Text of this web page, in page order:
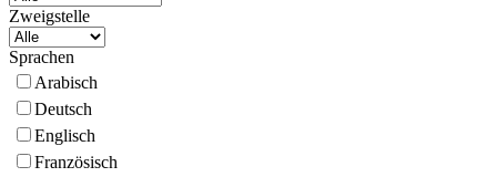
Zweigstelle
Sprachen
Arabisch
Deutsch
Englisch
Französisch